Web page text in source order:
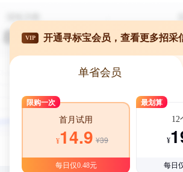
VIP 开通寻标宝会员，查看更多招采
单省会员
限购一次
首月试用
¥14.9 ¥39
每日仅0.48元
最划算
12
¥
每日